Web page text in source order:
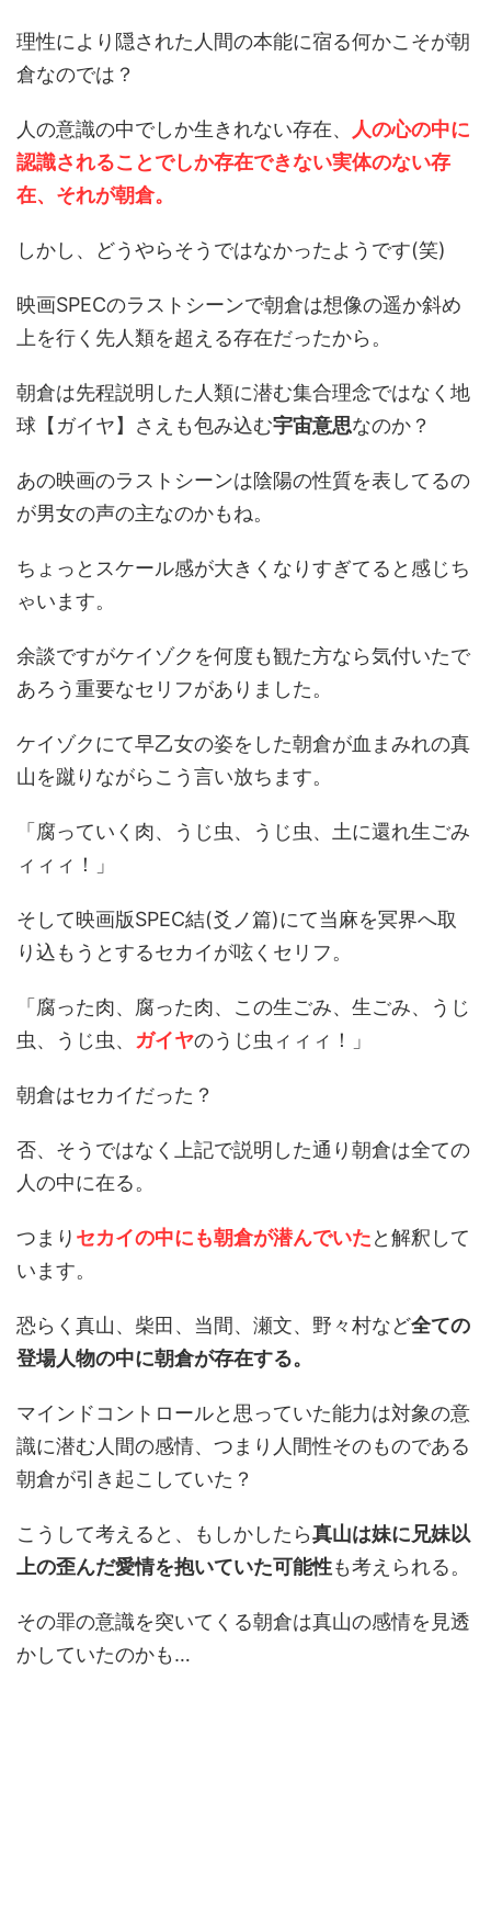
理性により隠された人間の本能に宿る何かこそが朝
倉なのでは？
人の意識の中でしか生きれない存在、 人の心の中に
認識されることでしか存在できない実体のない存
在、それが朝倉。
しかし、どうやらそうではなかったようです(笑)
映画SPECのラストシーンで朝倉は想像の遥か斜め
上を行く先人類を超える存在だったから。
朝倉は先程説明した人類に潜む集合理念ではなく地
球【ガイヤ】さえも包み込む宇宙意思なのか？
あの映画のラストシーンは陰陽の性質を表してるの
が男女の声の主なのかもね。
ちょっとスケール感が大きくなりすぎてると感じち
ゃいます。
余談ですがケイゾクを何度も観た方なら気付いたで
あろう重要なセリフがありました。
ケイゾクにて早乙女の姿をした朝倉が血まみれの真
山を蹴りながらこう言い放ちます。
「腐っていく肉、うじ虫、うじ虫、土に還れ生ごみ
ィィィ！」
そして映画版SPEC結(爻ノ篇)にて当麻を冥界へ取
り込もうとするセカイが呟くセリフ。
「腐った肉、腐った肉、この生ごみ、生ごみ、うじ
虫、うじ虫、 ガイヤのうじ虫ィィィ！」
朝倉はセカイだった？
否、そうではなく上記で説明した通り朝倉は全ての
人の中に在る。
つまり セカイの中にも朝倉が潜んでいたと解釈して
います。
恐らく真山、柴田、当間、瀬文、野々村など全ての
登場人物の中に朝倉が存在する。
マインドコントロールと思っていた能力は対象の意
識に潜む人間の感情、つまり人間性そのものである
朝倉が引き起こしていた？
こうして考えると、もしかしたら真山は妹に兄妹以
上の歪んだ愛情を抱いていた可能性も考えられる。
その罪の意識を突いてくる朝倉は真山の感情を見透
かしていたのかも…